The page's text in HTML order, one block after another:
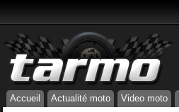
Accueil Actualité moto Video moto